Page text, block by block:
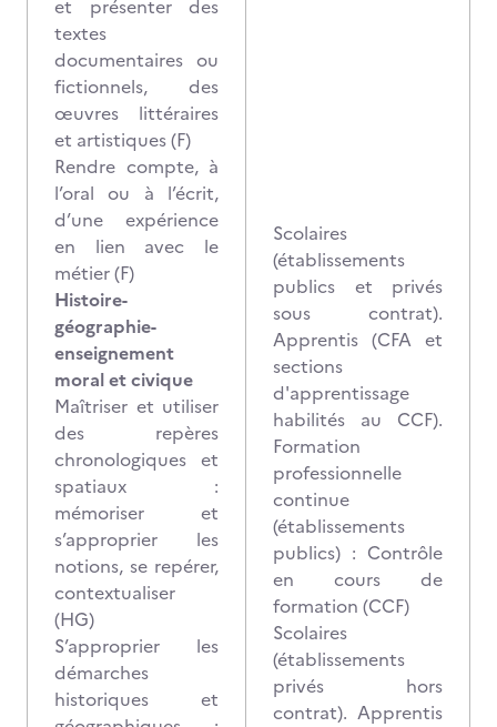
et présenter des
textes
documentaires ou
fictionnels, des
œuvres littéraires
et artistiques (F)
Rendre compte, à
l’oral ou à l’écrit,
d’une expérience
en lien avec le
métier (F)
Histoire-
géographie-
enseignement
moral et civique
Maîtriser et utiliser
des repères
chronologiques et
spatiaux :
mémoriser et
s’approprier les
notions, se repérer,
contextualiser
(HG)
S’approprier les
démarches
historiques et
Scolaires
(établissements
publics et privés
sous contrat).
Apprentis (CFA et
sections
d'apprentissage
habilités au CCF).
Formation
professionnelle
continue
(établissements
publics) : Contrôle
en cours de
formation (CCF)
Scolaires
(établissements
privés hors
contrat). Apprentis